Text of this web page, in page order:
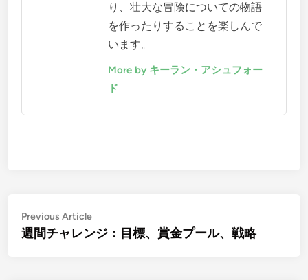
り、壮大な冒険についての物語
を作ったりすることを楽しんで
います。
More by キーラン・アシュフォー
ド
Post
navigation
Previous ArticlePrevious
article:
週間チャレンジ：目標、賞金プール、戦略